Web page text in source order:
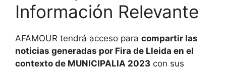
Información Relevante
AFAMOUR tendrá acceso para compartir las
noticias generadas por Fira de Lleida en el
contexto de MUNICIPALIA 2023 con sus